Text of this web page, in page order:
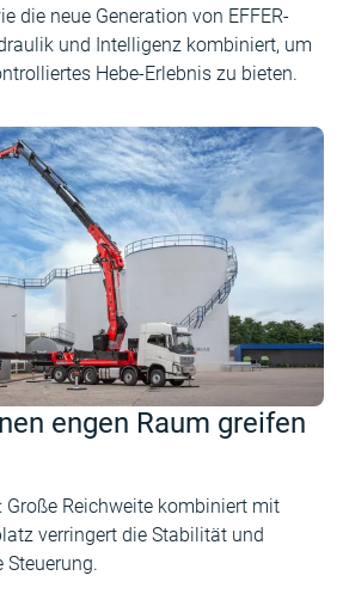
die neue Generation von EFFER-
und Intelligenz kombiniert, um
Hebe-Erlebnis zu bieten.
engen Raum greifen
Große Reichweite kombiniert mit
verringert die Stabilität und
Steuerung.